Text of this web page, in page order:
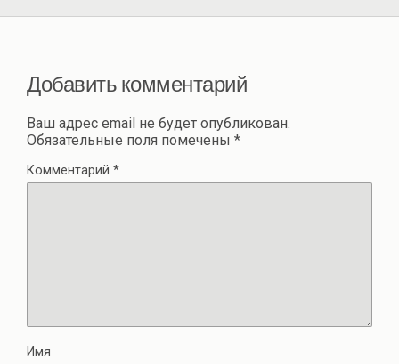
и
Добавить комментарий
Ваш адрес email не будет опубликован.
Обязательные поля помечены *
Комментарий *
Имя